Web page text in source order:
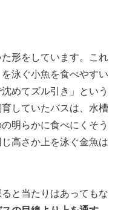
形をしています。これ
泳ぐ小魚を食べやすい
めてズル引き」という
していたバスは、水槽
明らかに食べにくそう
高さか上を泳ぐ金魚は
と当たりはあってもな